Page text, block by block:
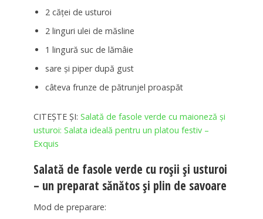
2 căței de usturoi
2 linguri ulei de măsline
1 lingură suc de lămâie
sare și piper după gust
câteva frunze de pătrunjel proaspăt
CITEȘTE ȘI: Salată de fasole verde cu maioneză și
usturoi: Salata ideală pentru un platou festiv –
Exquis
Salată de fasole verde cu roșii și usturoi
– un preparat sănătos și plin de savoare
Mod de preparare: